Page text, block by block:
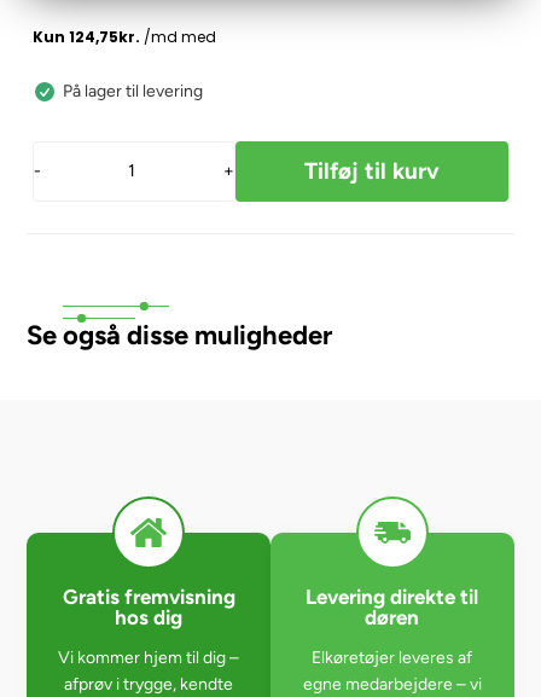
På lager til levering
- +
Se også disse muligheder
Gratis fremvisning
hos dig
Vi kommer hjem til dig –
afprøv i trygge, kendte
Levering direkte til
døren
Elkøretøjer leveres af
egne medarbejdere – vi